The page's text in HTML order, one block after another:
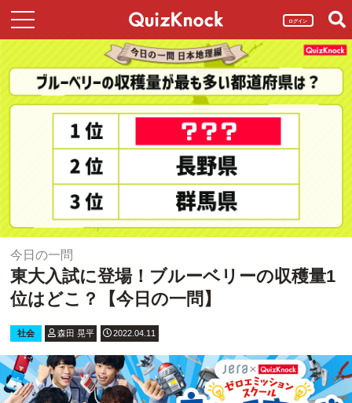
ログイン
今日の一問
東大入試に登場！ブルーベリーの収穫量1
位はどこ？【今日の一問】
社会 森田 晃平 2022.04.11